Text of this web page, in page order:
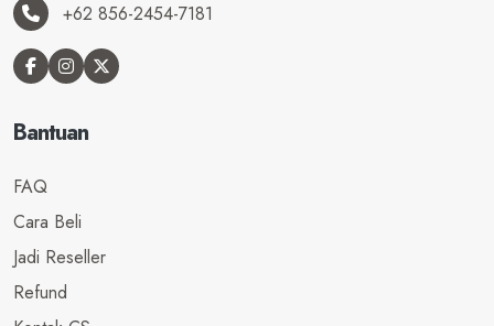
+62 856-2454-7181
Bantuan
FAQ
Cara Beli
Jadi Reseller
Refund